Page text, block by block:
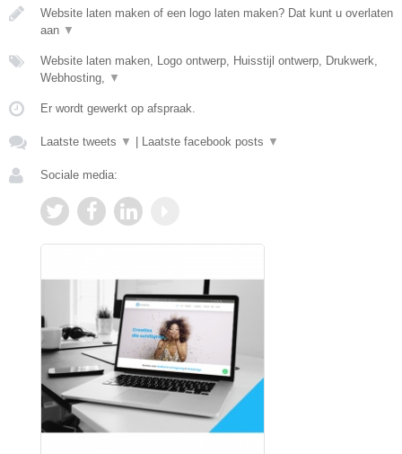
Website laten maken of een logo laten maken? Dat kunt u overlaten
aan ▼
Website laten maken, Logo ontwerp, Huisstijl ontwerp, Drukwerk,
Webhosting,
▼
Er wordt gewerkt op afspraak.
Laatste tweets ▼ | Laatste facebook posts ▼
Sociale media: